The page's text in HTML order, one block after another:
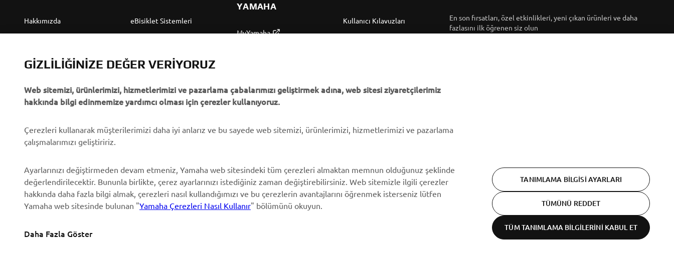
Hakkımızda
Olaylar
Broşürler
Yamaha Bayisi Olmak
İnsan Hakları Politikası
Politikası
Whistleblower Channel
eBisiklet Sistemleri
Sürücü kursları
Ortaklıklar
Yamalube Safety Data
YAMAHA
MyYamaha
Yamaha Motor Global
Mobil Uygulamalar
Kullanıcı Kılavuzları
Bilgilendirme
En son fırsatları, özel etkinlikleri, yeni çıkan ürünleri ve daha
fazlasını ilk öğrenen siz olun
Turkey (Turkish) Gizlilik beyanı
GIZLILIĞINIZE DEĞER VERIYORUZ
Web sitemizi, ürünlerimizi, hizmetlerimizi ve pazarlama çabalarımızı geliştirmek adına, web sitesi ziyaretçilerimiz
hakkında bilgi edinmemize yardımcı olması için çerezler kullanıyoruz.
Çerezleri kullanarak müşterilerimizi daha iyi anlarız ve bu sayede web sitemizi, ürünlerimizi, hizmetlerimizi ve pazarlama
çalışmalarımızı geliştiririz.
Ayarlarınızı değiştirmeden devam etmeniz, Yamaha web sitesindeki tüm çerezleri almaktan memnun olduğunuz şeklinde
değerlendirilecektir. Bununla birlikte, çerez ayarlarınızı istediğiniz zaman değiştirebilirsiniz. Web sitemizle ilgili çerezler
hakkında daha fazla bilgi almak, çerezleri nasıl kullandığımızı ve bu çerezlerin avantajlarını öğrenmek isterseniz lütfen
Yamaha web sitesinde bulunan "Yamaha Çerezleri Nasıl Kullanır" bölümünü okuyun.
Daha Fazla Göster
TANIMLAMA BILGISI AYARLARI
TÜMÜNÜ REDDET
TÜM TANIMLAMA BILGILERINI KABUL ET